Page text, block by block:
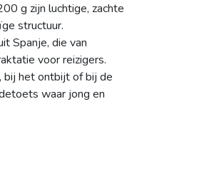
g zijn luchtige, zachte
structuur.
Spanje, die van
voor reizigers.
bij het ontbijt of bij de
waar jong en